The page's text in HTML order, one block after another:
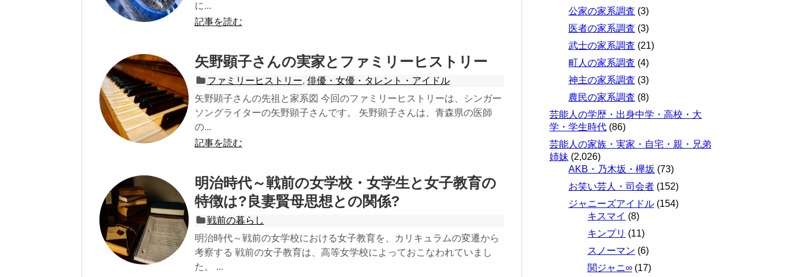
に...
記事を読む
矢野顕子さんの実家とファミリーヒストリー
ファミリーヒストリー, 俳優・女優・タレント・アイドル
矢野顕子さんの先祖と家系図 今回のファミリーヒストリーは、シンガー
ソングライターの矢野顕子さんです。 矢野顕子さんは、青森県の医師
の...
記事を読む
明治時代～戦前の女学校・女学生と女子教育の
特徴は?良妻賢母思想との関係?
戦前の暮らし
明治時代～戦前の女学校における女子教育を、カリキュラムの変遷から
考察する 戦前の女子教育は、高等女学校によっておこなわれていまし
た。 ...
公家の家系調査 (3)
医者の家系調査 (3)
武士の家系調査 (21)
町人の家系調査 (4)
神主の家系調査 (3)
農民の家系調査 (8)
芸能人の学歴・出身中学・高校・大
学・学生時代 (86)
芸能人の家族・実家・自宅・親・兄弟
姉妹 (2,026)
AKB・乃木坂・欅坂 (73)
お笑い芸人・司会者 (152)
ジャニーズアイドル (154)
キスマイ (8)
キンプリ (11)
スノーマン (6)
関ジャニ∞ (17)